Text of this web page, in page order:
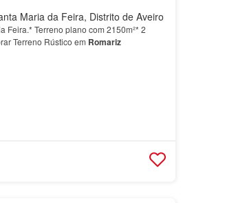
Maria da Feira, Distrito de Aveiro
Feira.* Terreno plano com 2150m²* 2
Terreno Rústico em Romariz